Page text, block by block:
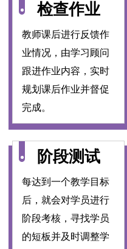
检查作业
教师课后进行反馈作
业情况，由学习顾问
跟进作业内容，实时
规划课后作业并督促
完成。
阶段测试
每达到一个教学目标
后，就会对学员进行
阶段考核，寻找学员
的短板并及时调整学